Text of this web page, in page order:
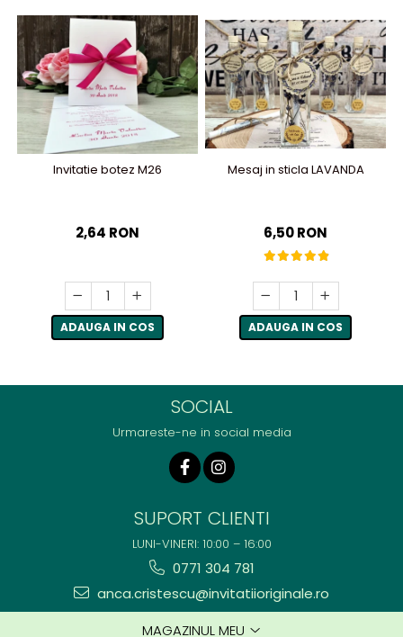
Invitatie botez M26
2,64 RON
ADAUGA IN COS
Mesaj in sticla LAVANDA
6,50 RON
ADAUGA IN COS
SOCIAL
Urmareste-ne in social media
SUPORT CLIENTI
LUNI-VINERI: 10:00 – 16:00
0771 304 781
anca.cristescu@invitatiioriginale.ro
MAGAZINUL MEU